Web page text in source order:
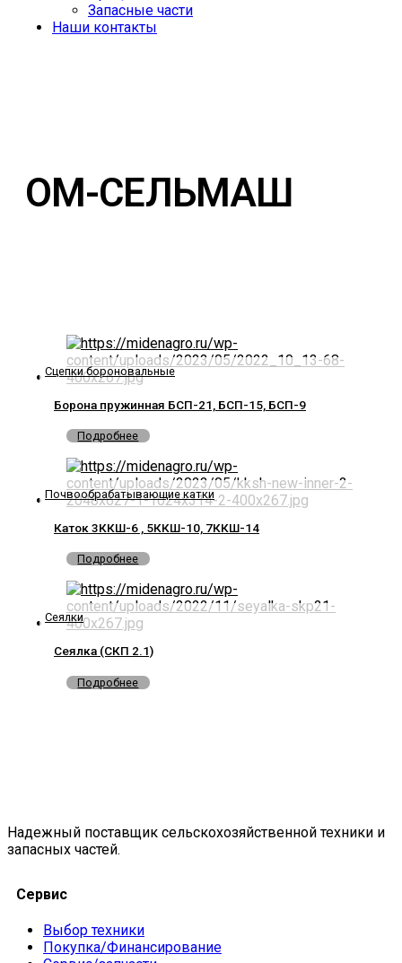
Запасные части
Наши контакты
ОМ-СЕЛЬМАШ
Сцепки бороновальные
Борона пружинная БСП-21, БСП-15, БСП-9
Подробнее
Почвообрабатывающие катки
Каток 3ККШ-6 , 5ККШ-10, 7ККШ-14
Подробнее
Сеялки
Сеялка (СКП 2.1)
Подробнее
Надежный поставщик сельскохозяйственной техники и
запасных частей.
Сервис
Выбор техники
Покупка/Финансирование